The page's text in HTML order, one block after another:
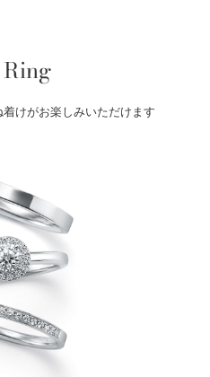
けがお楽しみいただけます